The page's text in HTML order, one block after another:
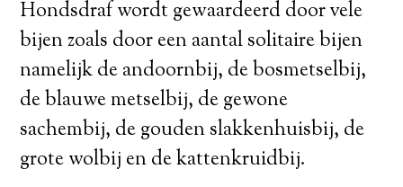
Hondsdraf wordt gewaardeerd door vele
bijen zoals door een aantal solitaire bijen
namelijk de andoornbij, de bosmetselbij,
de blauwe metselbij, de gewone
sachembij, de gouden slakkenhuisbij, de
grote wolbij en de kattenkruidbij.